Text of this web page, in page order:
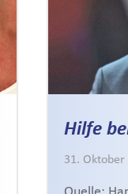
Hilfe
31. Oktober